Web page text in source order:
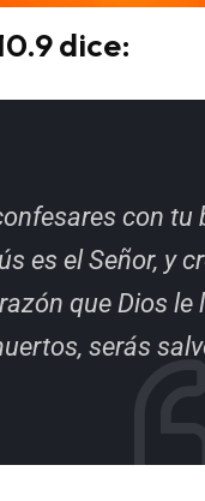
dice:
con tu
es el Señor, y
que Dios le
serás